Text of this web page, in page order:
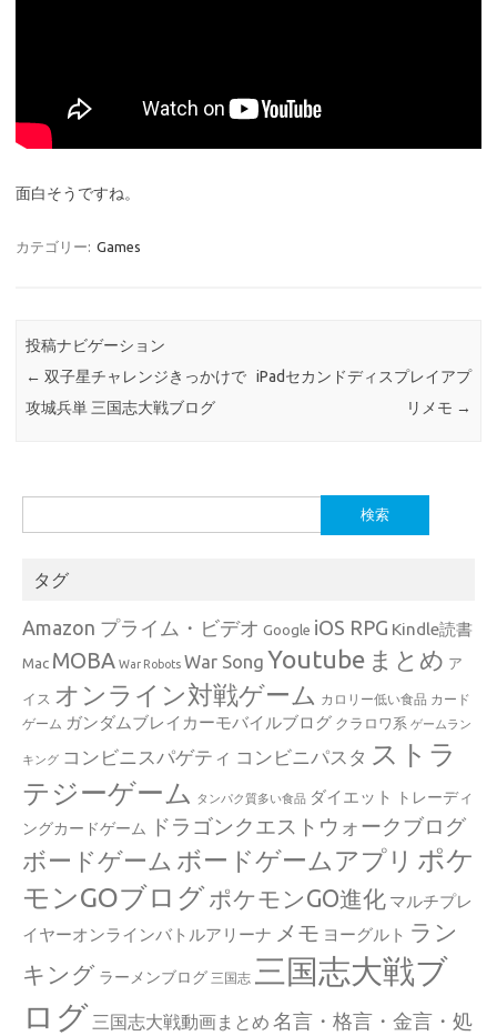
面白そうですね。
カテゴリー: Games
投稿ナビゲーション
← 双子星チャレンジきっかけで
攻城兵単 三国志大戦ブログ
iPadセカンドディスプレイアプ
リメモ →
索:
タグ
Amazon プライム・ビデオ Google iOS RPG Kindle読書
Mac MOBA War Robots War Song Youtube まとめ ア
イス オンライン対戦ゲーム カロリー低い食品 カード
ゲーム ガンダムブレイカーモバイルブログ クラロワ系 ゲームラン
キング コンビニスパゲティ コンビニパスタ ストラ
テジーゲーム
タンパク質多い食品 ダイエット
トレーディ
ングカードゲーム
ドラゴンクエストウォークブログ
ボードゲーム ボードゲームアプリ ポケ
モンGOブログ ポケモンGO進化 マルチプレ
イヤーオンラインバトルアリーナ メモ ヨーグルト ラン
キング ラーメンブログ 三国志 三国志大戦ブ
ログ 三国志大戦動画まとめ 名言・格言・金言・処